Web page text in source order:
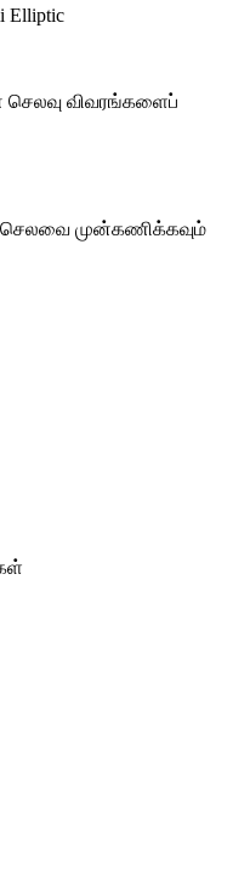
Elliptic
செலவு விவரங்களைப்
செலவை முன்கணிக்கவும்